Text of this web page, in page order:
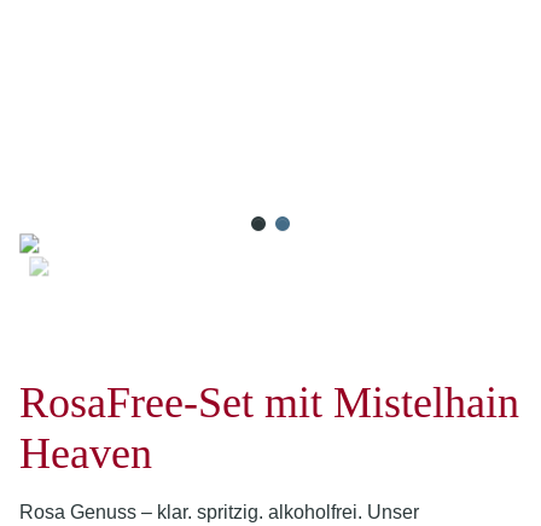
RosaFree-Set mit Mistelhain
Heaven
Rosa Genuss – klar. spritzig. alkoholfrei. Unser